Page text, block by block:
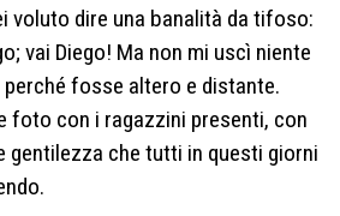
voluto dire una banalità da tifoso:
vai Diego! Ma non mi uscì niente
fosse altero e distante.
foto con i ragazzini presenti, con
gentilezza che tutti in questi giorni